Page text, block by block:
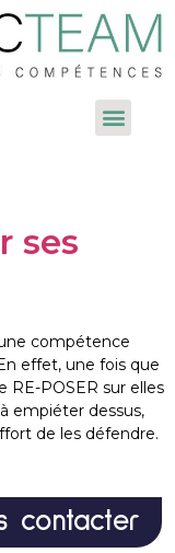
ses
compétence
effet, une fois que
RE-POSER sur elles
empiéter dessus,
de les défendre.
contacter